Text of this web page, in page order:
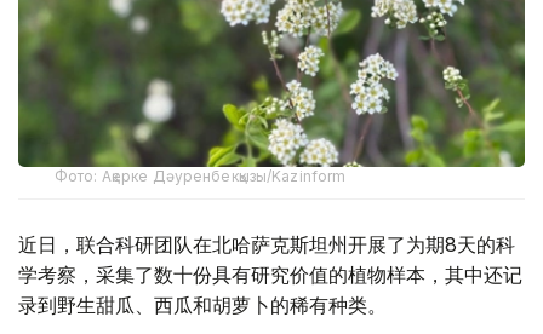
Фото: Ақерке Дәуренбекқызы/Kazinform
近日，联合科研团队在北哈萨克斯坦州开展了为期8天的科
学考察，采集了数十份具有研究价值的植物样本，其中还记
录到野生甜瓜、西瓜和胡萝卜的稀有种类。